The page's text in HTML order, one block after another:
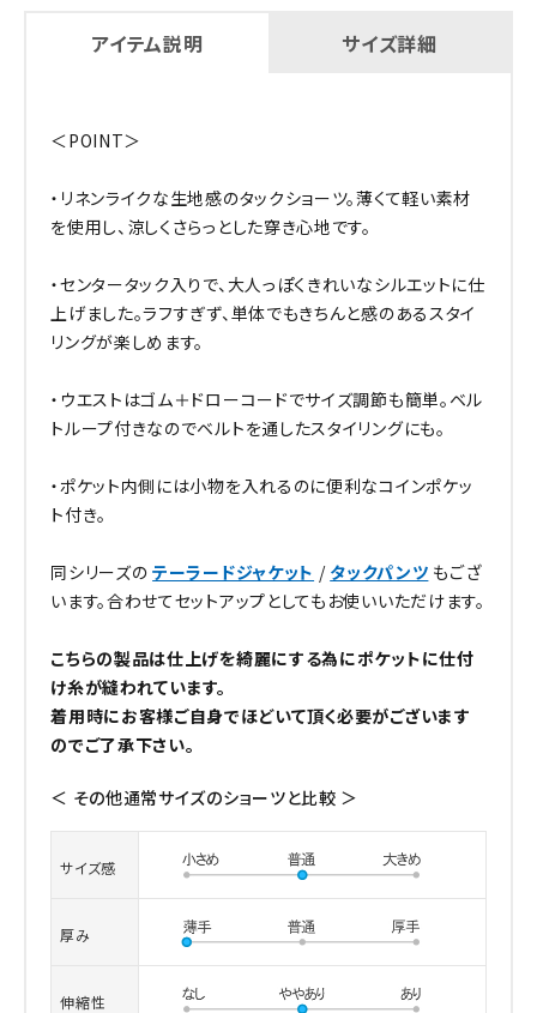
アイテム説明 サイズ詳細
＜POINT＞
・リネンライクな生地感のタックショーツ。薄くて軽い素材
を使用し、涼しくさらっとした穿き心地です。
・センタータック入りで、大人っぽくきれいなシルエットに仕
上げました。ラフすぎず、単体でもきちんと感のあるスタイ
リングが楽しめます。
・ウエストはゴム＋ドローコードでサイズ調節も簡単。ベル
トループ付きなのでベルトを通したスタイリングにも。
・ポケット内側には小物を入れるのに便利なコインポケッ
ト付き。
同シリーズのテーラードジャケット / タックパンツ もござ
います。合わせてセットアップとしてもお使いいただけます。
こちらの製品は仕上げを綺麗にする為にポケットに仕付
け糸が縫われています。
着用時にお客様ご自身でほどいて頂く必要がございます
のでご了承下さい。
＜ その他通常サイズのショーツと比較 ＞
サイズ感
厚み
伸縮性